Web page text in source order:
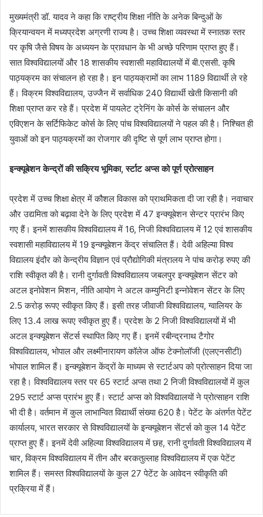
मुख्यमंत्री डॉ. यादव ने कहा कि राष्ट्रीय शिक्षा नीति के अनेक बिन्दुओं के
क्रियान्वयन में मध्यप्रदेश अग्रणी राज्य है। उच्च शिक्षा व्यवस्था में स्नातक स्तर
पर कृषि जैसे विषय के अध्ययन के प्रावधान के भी अच्छे परिणाम प्राप्त हुए हैं।
सात विश्वविद्यालयों और 18 शासकीय स्वशासी महाविद्यालयों में बी.एससी. कृषि
पाठ्यक्रम का संचालन हो रहा है। इन पाठ्यक्रामों का लाभ 1189 विद्यार्थी ले रहे
हैं। विक्रम विश्वविद्यालय, उज्जैन में सर्वाधिक 240 विद्यार्थी खेती किसानी की
शिक्षा प्राप्त कर रहे हैं। प्रदेश में पायलेट ट्रेनिंग के कोर्स के संचालन और
एविएशन के सर्टिफिकेट कोर्स के लिए पांच विश्वविद्यालयों ने पहल की है। निश्चित ही
युवाओं को इन पाठ्यक्रमों का रोजगार की दृष्टि से पूर्ण लाभ प्राप्त होगा।
इन्क्यूबेशन केन्द्रों की सक्रिय भूमिका, र्स्टाट अप्स को पूर्ण प्रोत्साहन
प्रदेश में उच्च शिक्षा क्षेत्र में कौशल विकास को प्राथमिकता दी जा रही है। नवाचार
और उद्यमिता को बढ़ावा देने के लिए प्रदेश में 47 इन्क्यूबेशन सेन्टर प्रारंभ किए
गए हैं। इनमें शासकीय विश्वविद्यालय में 16, निजी विश्वविद्यालय में 12 एवं शासकीय
स्वशासी महाविद्यालय में 19 इन्क्यूबेशन केंद्र संचालित हैं। देवी अहिल्या विश्व
विद्यालय इंदौर को केन्द्रीय विज्ञान एवं प्रौद्योगिकी मंत्रालय ने पांच करोड़ रुपए की
राशि स्वीकृत की है। रानी दुर्गावती विश्वविद्यालय जबलपुर इन्क्यूबेशन सेंटर को
अटल इनोवेशन मिशन, नीति आयोग ने अटल कम्युनिटी इन्नोवेशन सेंटर के लिए
2.5 करोड़ रूपए स्वीकृत किए हैं। इसी तरह जीवाजी विश्वविद्यालय, ग्वालियर के
लिए 13.4 लाख रूपए स्वीकृत हुए हैं। प्रदेश के 2 निजी विश्वविद्यालयों में भी
अटल इन्क्यूबेशन सेंटर्स स्थापित किए गए हैं। इनमें रबीन्द्रनाथ टैगोर
विश्वविद्यालय, भोपाल और लक्ष्मीनारायण कॉलेज ऑफ टेक्नोलॉजी (एलएनसीटी)
भोपाल शामिल हैं। इन्क्यूबेशन केंद्रों के माध्यम से स्टार्टअप को प्रोत्साहन दिया जा
रहा है। विश्वविद्यालय स्तर पर 65 स्टार्ट अप्स तथा 2 निजी विश्वविद्यालयों में कुल
295 स्टार्ट अप्स प्रारंभ हुए हैं। स्टार्ट अप्स को विश्वविद्यालयों ने प्रोत्साहन राशि
भी दी है। वर्तमान में कुल लाभान्वित विद्यार्थी संख्या 620 है। पेटेंट के अंतर्गत पेटेंट
कार्यालय, भारत सरकार से विश्वविद्यालयों के इन्क्यूबेशन सेंटर्स को कुल 14 पेटेंट
प्राप्त हुए हैं। इनमें देवी अहिल्या विश्वविद्यालय में छह, रानी दुर्गावती विश्वविद्यालय में
चार, विक्रम विश्वविद्यालय में तीन और बरकतुल्लाह विश्वविद्यालय में एक पेटेंट
शामिल हैं। समस्त विश्वविद्यालयों के कुल 27 पेटेंट के आवेदन स्वीकृति की
प्रक्रिया में हैं।